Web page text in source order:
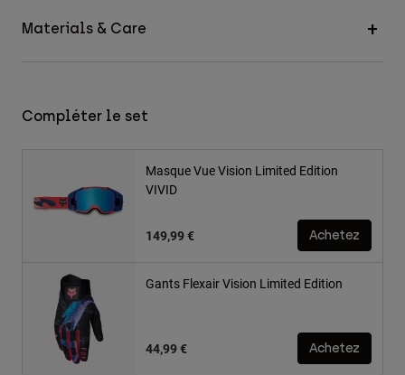
Materials & Care
Compléter le set
Masque Vue Vision Limited Edition
VIVID
149,99 € Achetez
Gants Flexair Vision Limited Edition
44,99 € Achetez